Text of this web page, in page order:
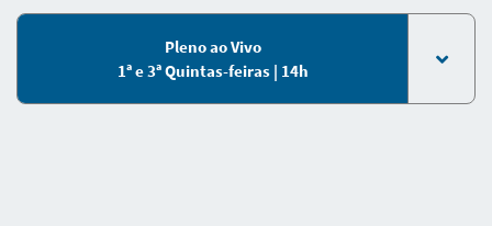
Pleno ao Vivo
1ª e 3ª Quintas-feiras | 14h